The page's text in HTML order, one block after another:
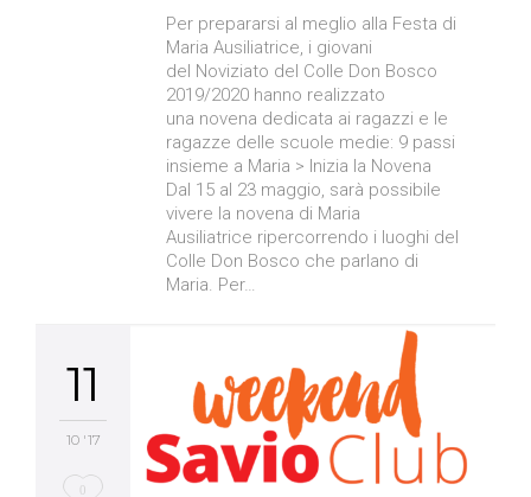
Per prepararsi al meglio alla Festa di
Maria Ausiliatrice, i giovani
del Noviziato del Colle Don Bosco
2019/2020 hanno realizzato
una novena dedicata ai ragazzi e le
ragazze delle scuole medie: 9 passi
insieme a Maria > Inizia la Novena
Dal 15 al 23 maggio, sarà possibile
vivere la novena di Maria
Ausiliatrice ripercorrendo i luoghi del
Colle Don Bosco che parlano di
Maria. Per…
11
10 '17
Love
0